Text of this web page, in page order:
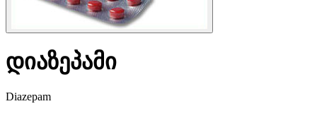
დიაზეპამი
Diazepam